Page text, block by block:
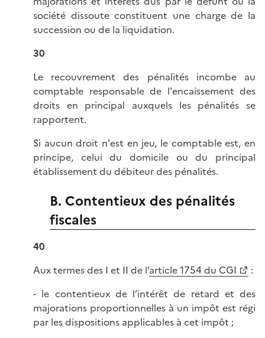
société dissoute constituent une charge de la
succession ou de la liquidation.
30
Le recouvrement des pénalités incombe au
comptable responsable de l'encaissement des
droits en principal auxquels les pénalités se
rapportent.
Si aucun droit n'est en jeu, le comptable est, en
principe, celui du domicile ou du principal
établissement du débiteur des pénalités.
B. Contentieux des pénalités
fiscales
40
Aux termes des I et II de l’article 1754 du CGI
:
- le contentieux de l’intérêt de retard et des
majorations proportionnelles à un impôt est régi
par les dispositions applicables à cet impôt ;